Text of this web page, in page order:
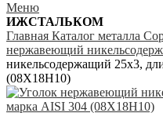
Меню
ИЖСТАЛЬКОМ
Главная Каталог металла
нержавеющий
никельсодержащий 25х3,
(08Х18Н10)